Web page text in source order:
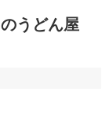
うどん屋